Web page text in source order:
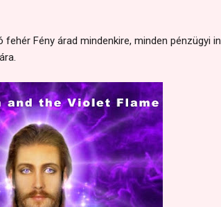
Fény árad mindenkire, minden pénzügyi